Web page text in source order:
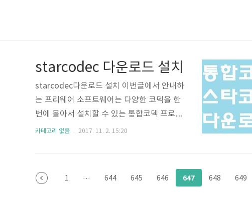
starcodec 다운로드 설치
starcodec다운로드 설치 이번글에서 안내하
는 프리웨어 소프트웨어는 다양한 코덱을 한
번에 몰아서 설치할 수 있는 통합코덱 프로그
램인데요. 해당 프로그램은 곰플레이어 통합
의 통합모드처럼 동영상, 음악 재생에 필요한
각종 코덱들을 간편하게 설치하기 위한 도구
카테고리 없음 2017. 11. 2. 15:20
1 ··· 644 645 646 647 648 649